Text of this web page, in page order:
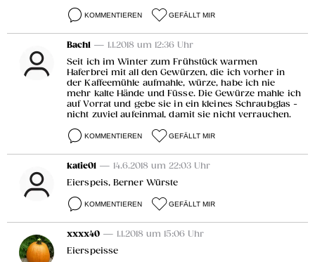
KOMMENTIEREN GEFÄLLT MIR
Bachl — 1.1.2018 um 12:36 Uhr
Seit ich im Winter zum Frühstück warmen
Haferbrei mit all den Gewürzen, die ich vorher in
der Kaffeemühle aufmahle, würze, habe ich nie
mehr kalte Hände und Füsse. Die Gewürze mahle ich
auf Vorrat und gebe sie in ein kleines Schraubglas -
nicht zuviel aufeinmal, damit sie nicht verrauchen.
KOMMENTIEREN GEFÄLLT MIR
katie01 — 14.6.2018 um 22:03 Uhr
Eierspeis, Berner Würste
KOMMENTIEREN GEFÄLLT MIR
xxxx40 — 1.1.2018 um 15:06 Uhr
Eierspeisse